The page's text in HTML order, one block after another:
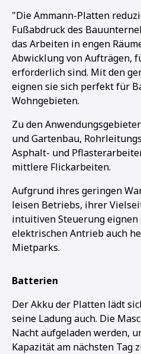
123
"Die Ammann-Platten
Fußabdruck des
das Arbeiten in engen
Abwicklung von Aufträgen,
erforderlich sind. Mit den
eignen sie sich perfekt für
Wohngebieten.
Zu den
und Gartenbau,
Asphalt- und
mittlere Flickarbeiten.
Aufgrund ihres geringen
leisen Betriebs, ihrer
intuitiven Steuerung
elektrischen Antrieb auch
Mietparks.
Batterien
Der Akku der Platten lädt
seine Ladung auch. Die
Nacht aufgeladen werden,
Kapazität am nächsten Tag